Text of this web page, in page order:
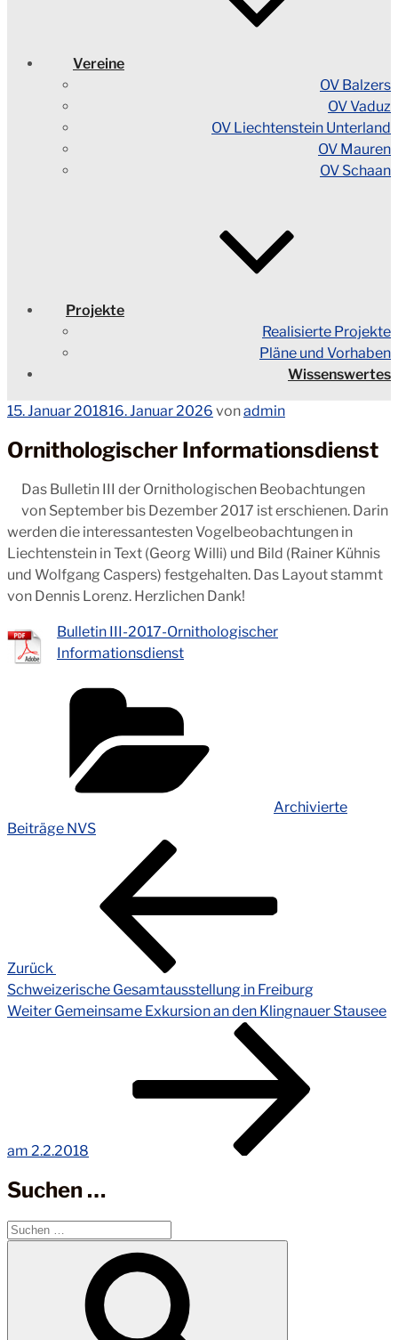
Vereine
OV Balzers
OV Vaduz
OV Liechtenstein Unterland
OV Mauren
OV Schaan
Projekte
Realisierte Projekte
Pläne und Vorhaben
Wissenswertes
Veröffentlicht
15. Januar 201816. Januar 2026 vonadmin
Ornithologischer Informationsdienst
Das Bulletin III der Ornithologischen Beobachtungen
von September bis Dezember 2017 ist erschienen. Darin
werden die interessantesten Vogelbeobachtungen in
Liechtenstein in Text (Georg Willi) und Bild (Rainer Kühnis
und Wolfgang Caspers) festgehalten. Das Layout stammt
von Dennis Lorenz. Herzlichen Dank!
Bulletin III-2017-Ornithologischer
Informationsdienst
Archivierte
Beiträge NVS
Beitragsnavigation
Zurück
Schweizerische Gesamtausstellung in Freiburg
Nächster
Weiter Gemeinsame Exkursion an den Klingnauer Stausee
am 2.2.2018
Suchen …
Suchen